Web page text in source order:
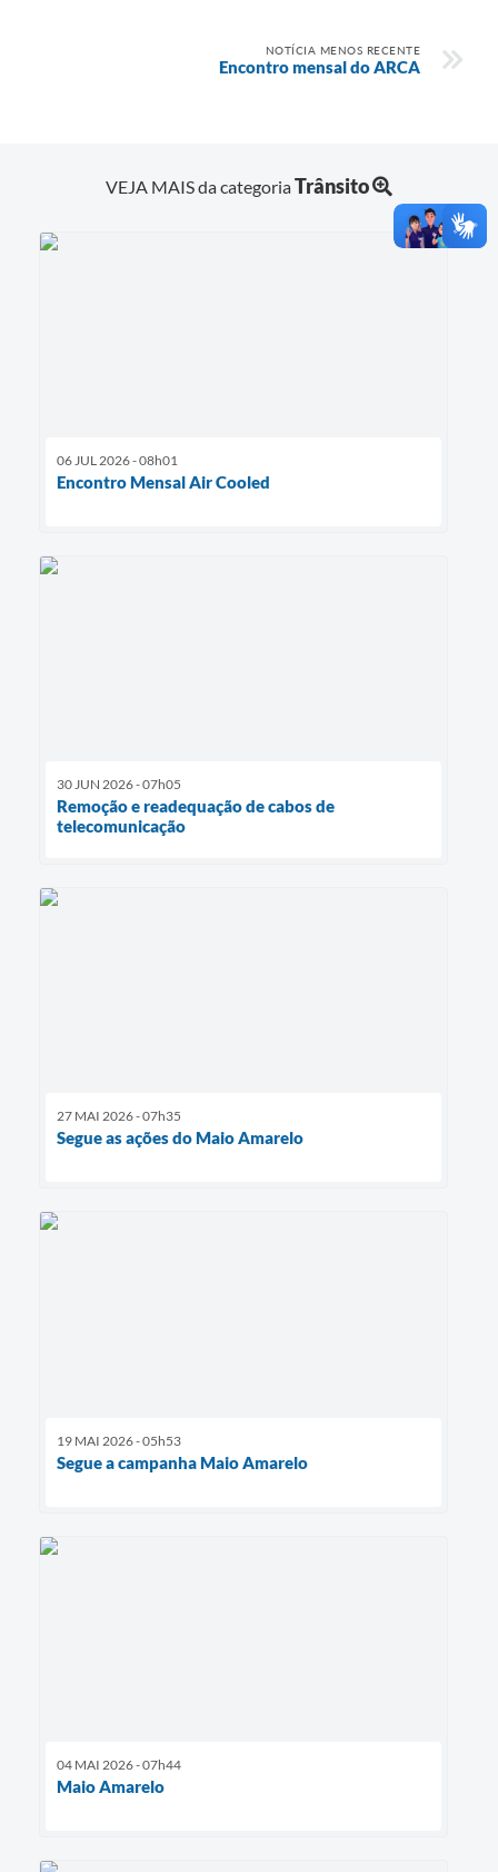
NOTÍCIA MENOS RECENTE
Encontro mensal do ARCA
VEJA MAIS da categoriaTrânsito
06 JUL 2026 - 08h01
Encontro Mensal Air Cooled
30 JUN 2026 - 07h05
Remoção e readequação de cabos de
telecomunicação
27 MAI 2026 - 07h35
Segue as ações do Maio Amarelo
19 MAI 2026 - 05h53
Segue a campanha Maio Amarelo
04 MAI 2026 - 07h44
Maio Amarelo